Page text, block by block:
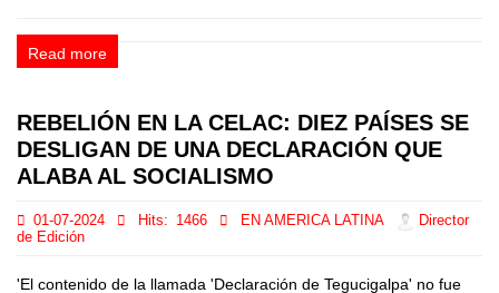
Read more
REBELIÓN EN LA CELAC: DIEZ PAÍSES SE
DESLIGAN DE UNA DECLARACIÓN QUE
ALABA AL SOCIALISMO
01-07-2024 Hits: 1466 EN AMERICA LATINA
Director
de Edición
'El contenido de la llamada 'Declaración de Tegucigalpa' no fue